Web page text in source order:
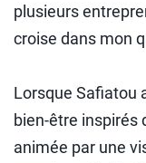
plusieurs
croise dans mon
Lorsque Safiatou
bien-être inspirés
animée par une